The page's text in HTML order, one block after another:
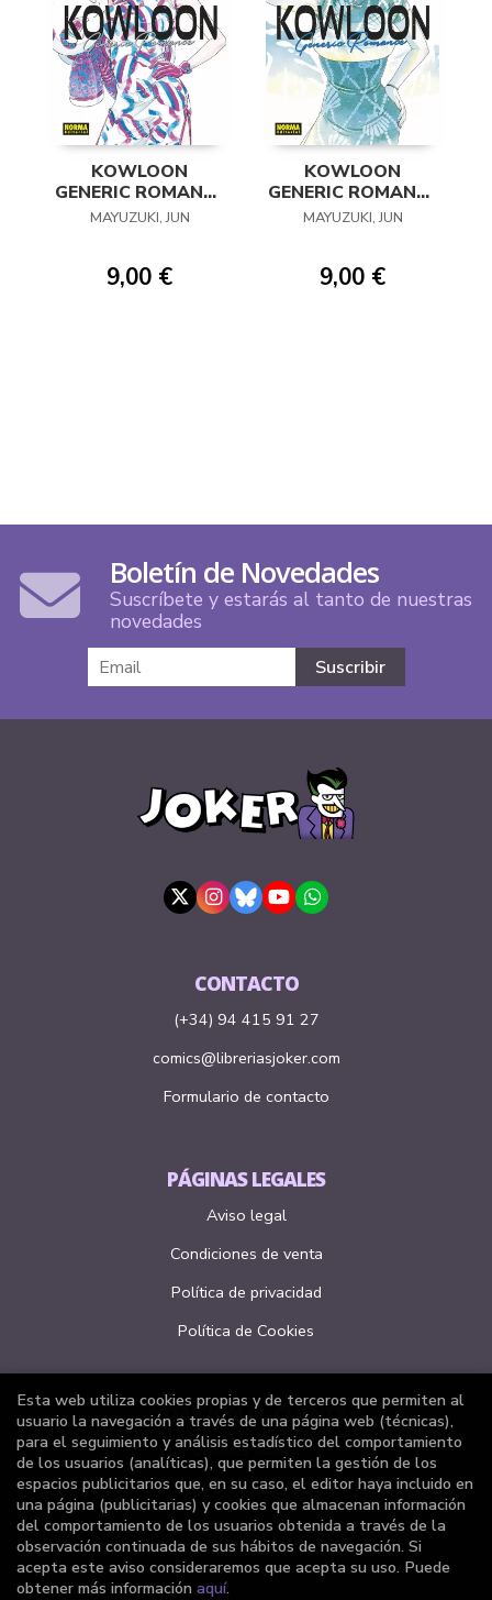
KOWLOON
GENERIC ROMANCE
06
MAYUZUKI, JUN
9,00 €
KOWLOON
GENERIC ROMANCE
05
MAYUZUKI, JUN
9,00 €
Boletín de Novedades
Suscríbete y estarás al tanto de nuestras
novedades
CONTACTO
(+34) 94 415 91 27
comics@libreriasjoker.com
Formulario de contacto
PÁGINAS LEGALES
Aviso legal
Condiciones de venta
Política de privacidad
Política de Cookies
ATENCIÓN AL CLIENTE
Quiénes somos
Pedidos especiales
Formulario de desistimiento
Esta web utiliza cookies propias y de terceros que permiten al
usuario la navegación a través de una página web (técnicas),
para el seguimiento y análisis estadístico del comportamiento
de los usuarios (analíticas), que permiten la gestión de los
espacios publicitarios que, en su caso, el editor haya incluido en
una página (publicitarias) y cookies que almacenan información
del comportamiento de los usuarios obtenida a través de la
observación continuada de sus hábitos de navegación. Si
acepta este aviso consideraremos que acepta su uso. Puede
obtener más información aquí.